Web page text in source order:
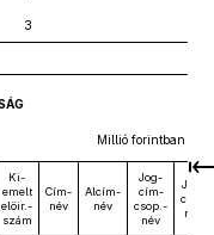
3
Millió forintban
Ki-
emelt
előir.-
szám
Cím-
név
Alcím-
név
Jog-
cím-
csop.-
név
Jog-
cím-
név